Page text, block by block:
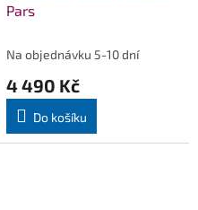
Pars
Na objednávku 5-10 dní
4 490 Kč
Do košíku